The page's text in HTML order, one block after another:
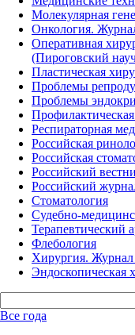
Молекулярная
Онкология.
Оперативная
(Пироговский
Пластическая
Проблемы
Проблемы
Респираторная
Российская
Российская
Российский
Российский
Стоматология
Судебно-
Терапевтический
Флебология
Хирургия.
Эндоскопическая
Все года